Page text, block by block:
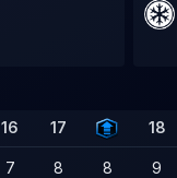
16 17 18
7 8 8 9